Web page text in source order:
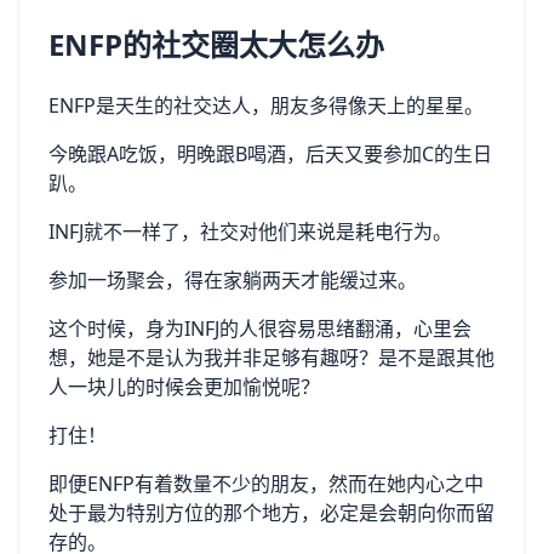
ENFP的社交圈太大怎么办
ENFP是天生的社交达人，朋友多得像天上的星星。
今晚跟A吃饭，明晚跟B喝酒，后天又要参加C的生日
趴。
INFJ就不一样了，社交对他们来说是耗电行为。
参加一场聚会，得在家躺两天才能缓过来。
这个时候，身为INFJ的人很容易思绪翻涌，心里会
想，她是不是认为我并非足够有趣呀？是不是跟其他
人一块儿的时候会更加愉悦呢？
打住！
即便ENFP有着数量不少的朋友，然而在她内心之中
处于最为特别方位的那个地方，必定是会朝向你而留
存的。